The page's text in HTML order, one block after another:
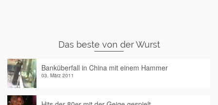
Das beste von der Wurst
Banküberfall in China mit einem Hammer
03. März 2011